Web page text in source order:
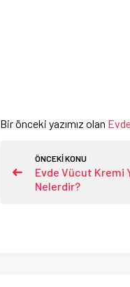
Bir önceki yazımız olan
ÖNCEKİ KONU
Evde Vücut Kremi
Nelerdir?